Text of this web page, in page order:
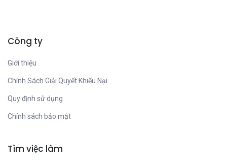
Công ty
Giới thiệu
Chính Sách Giải Quyết Khiếu Nại
Quy định sử dụng
Chính sách bảo mật
Tìm việc làm